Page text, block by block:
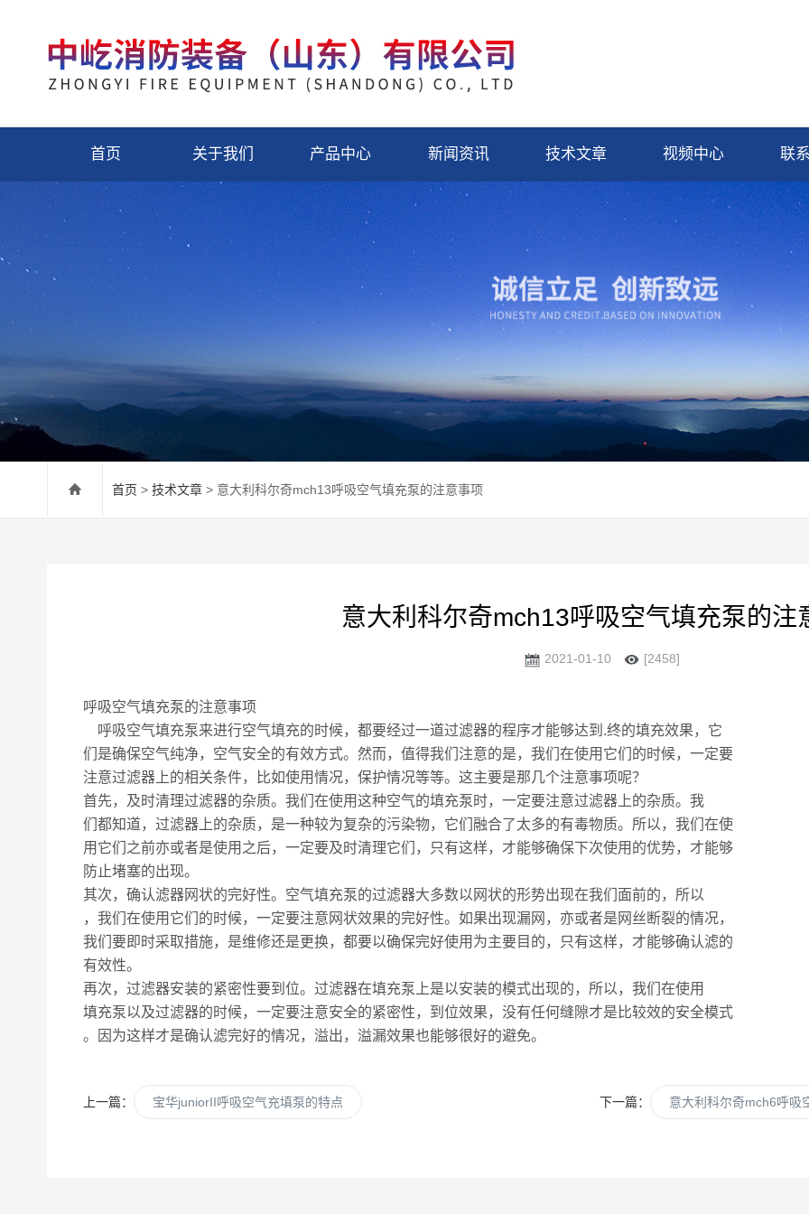
首页 关于我们 产品中心 新闻资讯 技术文章 视频中心 联
首页 > 技术文章 > 意大利科尔奇mch13呼吸空气填充泵的注意事项
意大利科尔奇mch13呼吸空气填充泵的注
2021-01-10 [2458]
呼吸空气填充泵的注意事项
呼吸空气填充泵来进行空气填充的时候，都要经过一道过滤器的程序才能够达到.终的填充效果，它
们是确保空气纯净，空气安全的有效方式。然而，值得我们注意的是，我们在使用它们的时候，一定要
注意过滤器上的相关条件，比如使用情况，保护情况等等。这主要是那几个注意事项呢？
首先，及时清理过滤器的杂质。我们在使用这种空气的填充泵时，一定要注意过滤器上的杂质。我
们都知道，过滤器上的杂质，是一种较为复杂的污染物，它们融合了太多的有毒物质。所以，我们在使
用它们之前亦或者是使用之后，一定要及时清理它们，只有这样，才能够确保下次使用的优势，才能够
防止堵塞的出现。
其次，确认滤器网状的完好性。空气填充泵的过滤器大多数以网状的形势出现在我们面前的，所以
，我们在使用它们的时候，一定要注意网状效果的完好性。如果出现漏网，亦或者是网丝断裂的情况，
我们要即时采取措施，是维修还是更换，都要以确保完好使用为主要目的，只有这样，才能够确认滤的
有效性。
再次，过滤器安装的紧密性要到位。过滤器在填充泵上是以安装的模式出现的，所以，我们在使用
填充泵以及过滤器的时候，一定要注意安全的紧密性，到位效果，没有任何缝隙才是比较效的安全模式
。因为这样才是确认滤完好的情况，溢出，溢漏效果也能够很好的避免。
上一篇： 宝华juniorII呼吸空气充填泵的特点 下一篇： 意大利科尔奇mch6呼吸